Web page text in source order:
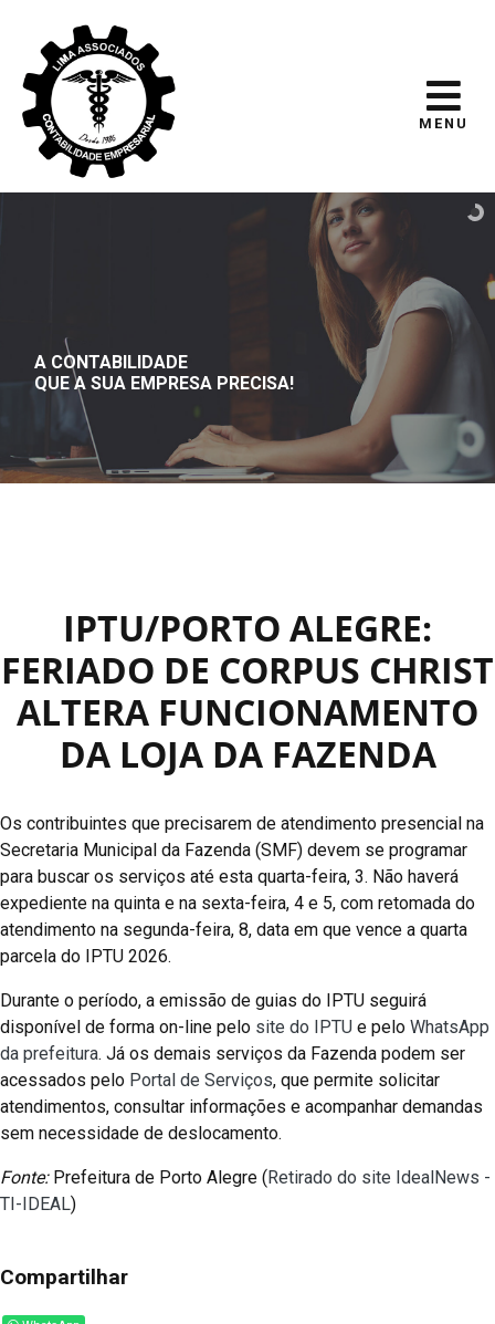
MENU
A CONTABILIDADE
QUE A SUA EMPRESA PRECISA!
IPTU/PORTO ALEGRE:
FERIADO DE CORPUS CHRIST
ALTERA FUNCIONAMENTO
DA LOJA DA FAZENDA
Os contribuintes que precisarem de atendimento presencial na
Secretaria Municipal da Fazenda (SMF) devem se programar
para buscar os serviços até esta quarta-feira, 3. Não haverá
expediente na quinta e na sexta-feira, 4 e 5, com retomada do
atendimento na segunda-feira, 8, data em que vence a quarta
parcela do IPTU 2026.
Durante o período, a emissão de guias do IPTU seguirá
disponível de forma on-line pelo site do IPTU e pelo WhatsApp
da prefeitura. Já os demais serviços da Fazenda podem ser
acessados pelo Portal de Serviços, que permite solicitar
atendimentos, consultar informações e acompanhar demandas
sem necessidade de deslocamento.
Fonte:Prefeitura de Porto Alegre (Retirado do site IdealNews -
TI-IDEAL)
Compartilhar